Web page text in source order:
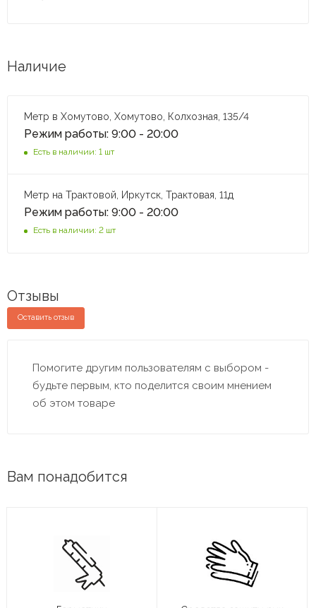
Наличие
Метр в Хомутово, Хомутово, Колхозная, 135/4
Режим работы: 9:00 - 20:00
Есть в наличии: 1 шт
Метр на Трактовой, Иркутск, Трактовая, 11д
Режим работы: 9:00 - 20:00
Есть в наличии: 2 шт
Отзывы
Оставить отзыв
Помогите другим пользователям с выбором -
будьте первым, кто поделится своим мнением
об этом товаре
Вам понадобится